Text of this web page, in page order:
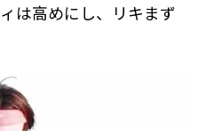
は高めにし、リキまず